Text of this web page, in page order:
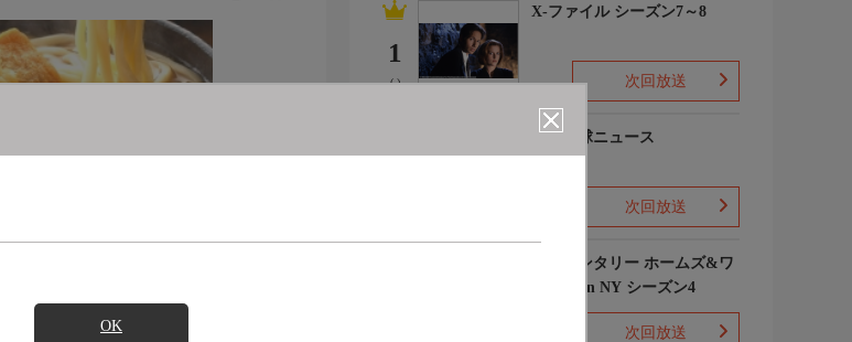
OK
1
(-)
X-ファイル シーズン7～8
次回放送
プロ野球ニュース
次回放送
エレメンタリー ホームズ&ワ
トソン in NY シーズン4
次回放送